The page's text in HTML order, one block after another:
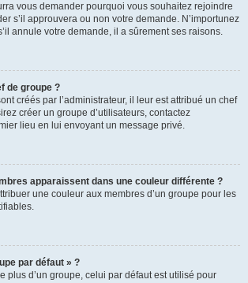
vous demander pourquoi vous souhaitez rejoindre
s’il approuvera ou non votre demande. N’importunez
annule votre demande, il a sûrement ses raisons.
de groupe ?
créés par l’administrateur, il leur est attribué un chef
créer un groupe d’utilisateurs, contactez
lieu en lui envoyant un message privé.
apparaissent dans une couleur différente ?
une couleur aux membres d’un groupe pour les
par défaut » ?
plus d’un groupe, celui par défaut est utilisé pour